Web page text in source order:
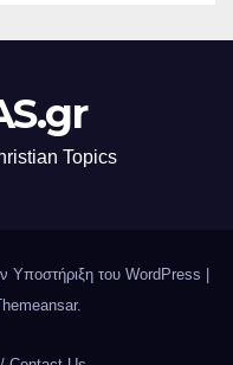
Topics
Υποστήριξη του WordPress
.